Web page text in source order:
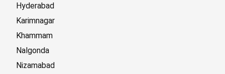
Hyderabad
Karimnagar
Khammam
Nalgonda
Nizamabad